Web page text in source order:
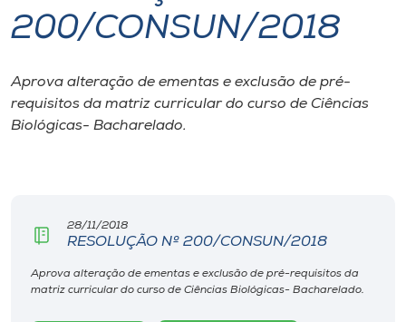
I.nova
Diplomados
200/CONSUN/2018
Aprova alteração de ementas e exclusão de pré-
requisitos da matriz curricular do curso de Ciências
Biológicas- Bacharelado.
28/11/2018
RESOLUÇÃO Nº 200/CONSUN/2018
Aprova alteração de ementas e exclusão de pré-requisitos da
matriz curricular do curso de Ciências Biológicas- Bacharelado.